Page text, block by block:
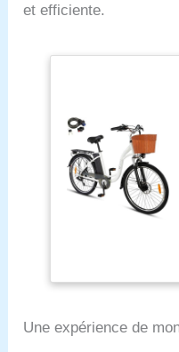
et efficiente.
Une expérience de